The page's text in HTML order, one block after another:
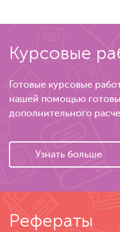
Курсовые
Готовые курсовые
нашей помощью
дополнительного
Узнать больше
Рефераты